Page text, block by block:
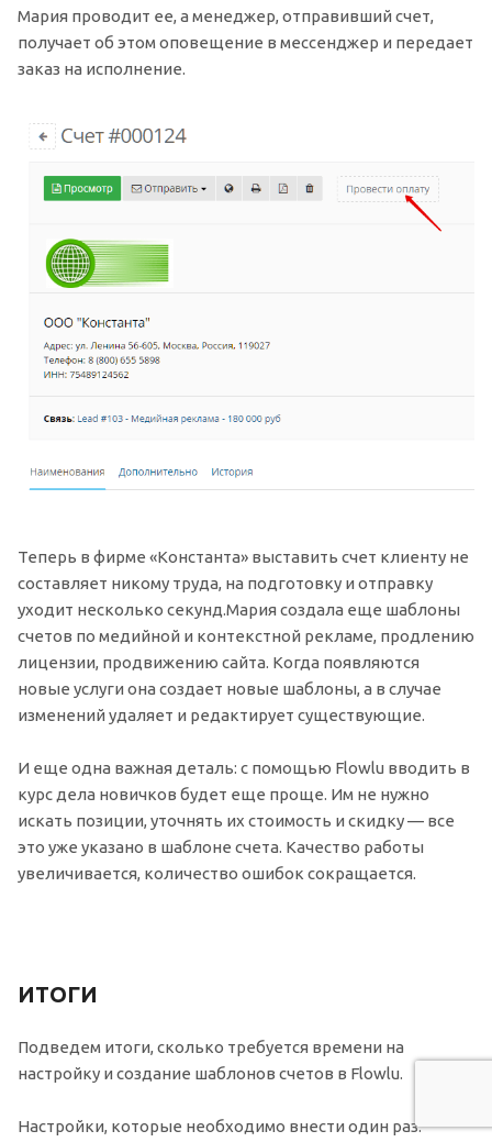
Мария проводит ее, а менеджер, отправивший счет,
получает об этом оповещение в мессенджер и передает
заказ на исполнение.
Теперь в фирме «Константа» выставить счет клиенту не
составляет никому труда, на подготовку и отправку
уходит несколько секунд.Мария создала еще шаблоны
счетов по медийной и контекстной рекламе, продлению
лицензии, продвижению сайта. Когда появляются
новые услуги она создает новые шаблоны, а в случае
изменений удаляет и редактирует существующие.
И еще одна важная деталь: с помощью Flowlu вводить в
курс дела новичков будет еще проще. Им не нужно
искать позиции, уточнять их стоимость и скидку — все
это уже указано в шаблоне счета. Качество работы
увеличивается, количество ошибок сокращается.
ИТОГИ
Подведем итоги, сколько требуется времени на
настройку и создание шаблонов счетов в Flowlu.
Настройки, которые необходимо внести один раз: